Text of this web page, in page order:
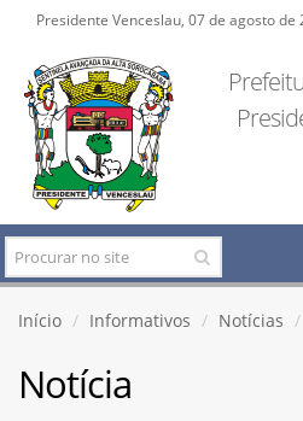
Presidente Venceslau, 07 de agosto de
Início Informativos Notícias
Notícia